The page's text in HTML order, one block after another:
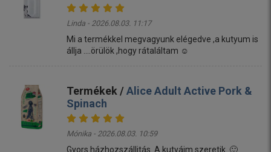
Linda - 2026.08.03. 11:17
Mi a termékkel megvagyunk elégedve ,a kutyum is
állja ....örülök ,hogy rátaláltam ☺️
Termékek /Alice Adult Active Pork &
Spinach
Mónika - 2026.08.03. 10:59
Gyors házhozszállitás. A kutyáim szeretik. 🙂